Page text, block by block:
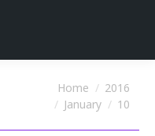
You are here:
Home
2016
January
10